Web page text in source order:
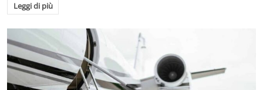
Leggi di più